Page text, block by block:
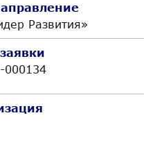
Развития»
000134